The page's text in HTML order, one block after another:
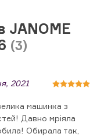
JANOME
(3)
2021
машинка з
Давно мріяла
Обирала так,